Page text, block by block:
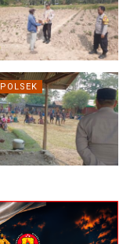
POLSEK